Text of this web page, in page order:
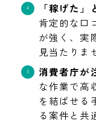
「稼げた
肯定的な口
が強く、実
見当たりま
消費者庁が
な作業で高
を結ばせる
る案件と共